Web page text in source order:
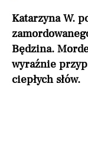
Katarzyna W.
Będzina.
wyraźnie
ciepłych słów.